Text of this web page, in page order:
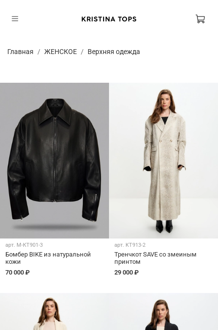
Главная ЖЕНСКОЕ Верхняя одежда
арт. M-КТ901-3
Бомбер BIKE из натуральной
кожи
70 000 ₽
арт. KT913-2
Тренчкот SAVE со змеиным
принтом
29 000 ₽